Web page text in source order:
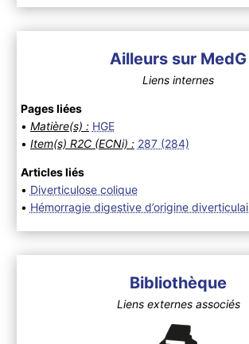
Ailleurs sur MedG
Liens internes
Pages liées
• Matière(s) : HGE
• Item(s) R2C (ECNi) : 287 (284)
Articles liés
• Diverticulose colique
• Hémorragie digestive d’origine
Bibliothèque
Liens externes associés